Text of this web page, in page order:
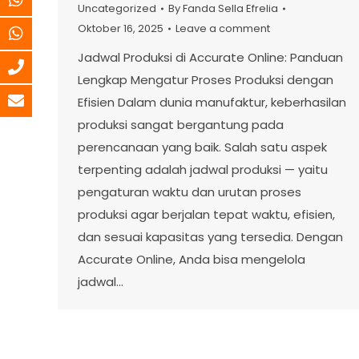
Uncategorized ByFanda Sella Efrelia
Oktober 16, 2025
Leave a comment
Jadwal Produksi di Accurate Online: Panduan
Lengkap Mengatur Proses Produksi dengan
Efisien Dalam dunia manufaktur, keberhasilan
produksi sangat bergantung pada
perencanaan yang baik. Salah satu aspek
terpenting adalah jadwal produksi — yaitu
pengaturan waktu dan urutan proses
produksi agar berjalan tepat waktu, efisien,
dan sesuai kapasitas yang tersedia. Dengan
Accurate Online, Anda bisa mengelola
jadwal…